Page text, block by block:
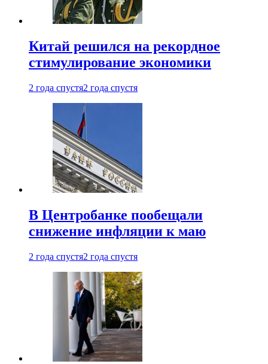
Китай решился на рекордное
стимулирование экономики
2 года спустя2 года спустя
В Центробанке пообещали
снижение инфляции к маю
2 года спустя2 года спустя